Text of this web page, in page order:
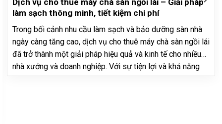
làm sạch thông minh, tiết kiệm chi phí
Trong bối cảnh nhu cầu làm sạch và bảo dưỡng sàn nhà
ngày càng tăng cao, dịch vụ cho thuê máy chà sàn ngồi lái
đã trở thành một giải pháp hiệu quả và kinh tế cho nhiều
nhà xưởng và doanh nghiệp. Với sự tiện lợi và khả năng
làm sạch vượt trội, việc…